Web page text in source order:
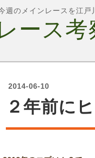
週のメインレースを江戸
ース考
2014-06-10
２年前に